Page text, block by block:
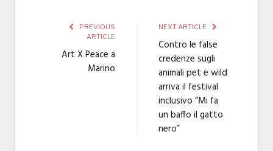
PREVIOUS
ARTICLE
Art X Peace a
Marino
NEXT ARTICLE
Contro le false
credenze sugli
animali pet e wild
arriva il festival
inclusivo “Mi fa
un baffo il gatto
nero”